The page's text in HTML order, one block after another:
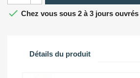
 Chez vous sous 2 à 3 jours ouvrés
Détails du produit